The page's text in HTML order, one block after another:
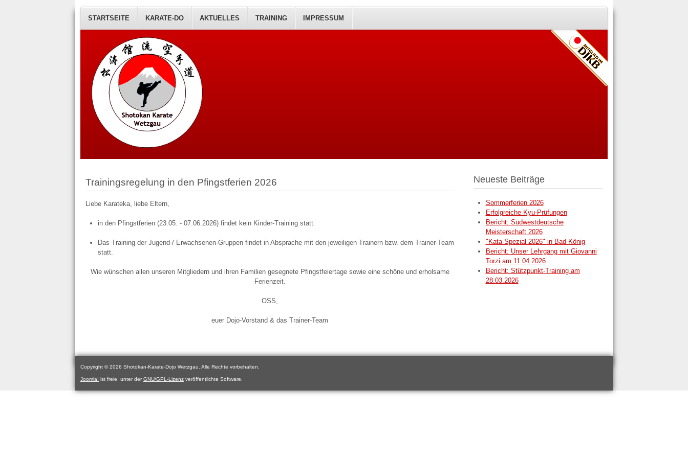
STARTSEITE KARATE-DO AKTUELLES TRAINING IMPRESSUM
Trainingsregelung in den Pfingstferien 2026
Liebe Karateka, liebe Eltern,
in den Pfingstferien (23.05. - 07.06.2026) findet kein Kinder-Training statt.
Das Training der Jugend-/ Erwachsenen-Gruppen findet in Absprache mit den jeweiligen Trainern bzw. dem Trainer-Team
statt.
Wie wünschen allen unseren Mitgliedern und ihren Familien gesegnete Pfingstfeiertage sowie eine schöne und erholsame
Ferienzeit.
OSS,
euer Dojo-Vorstand & das Trainer-Team
Neueste Beiträge
Sommerferien 2026
Erfolgreiche Kyu-Prüfungen
Bericht: Südwestdeutsche
Meisterschaft 2026
"Kata-Spezial 2026" in Bad König
Bericht: Unser Lehrgang mit Giovanni
Torzi am 11.04.2026
Bericht: Stützpunkt-Training am
28.03.2026
Copyright © 2026 Shotokan-Karate-Dojo Wetzgau. Alle Rechte vorbehalten.
Joomla! ist freie, unter der GNU/GPL-Lizenz veröffentlichte Software.